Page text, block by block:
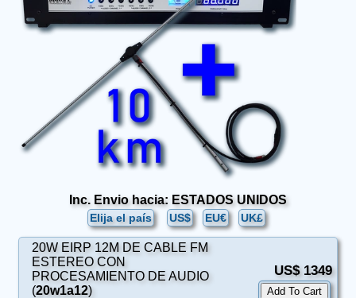
Inc. Envio hacia: ESTADOS UNIDOS
Elija el país US$ EU€ UK£
20W EIRP 12M DE CABLE FM
ESTEREO CON
PROCESAMIENTO DE AUDIO
(20w1a12)
US$ 1349